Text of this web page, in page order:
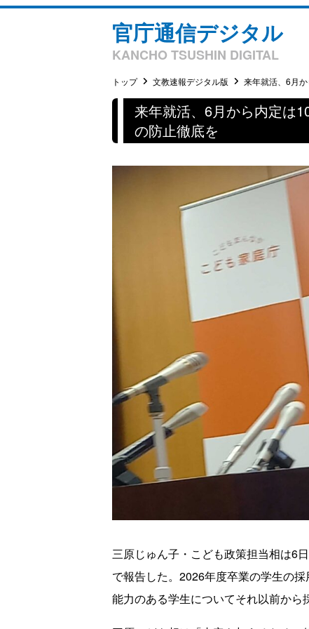
官庁通信デジタル
KANCHO TSUSHIN DIGITAL
トップ 文教速報デジタル版 来年就活、6月
来年就活、6月から内定は
の防止徹底を
三原じゅん子・こども政策担当相は6
で報告した。2026年度卒業の学生の
能力のある学生についてそれ以前から